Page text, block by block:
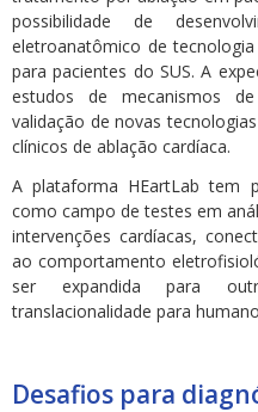
possibilidade de
eletroanatômico de
para pacientes do SUS. A
estudos de mecanismos
validação de novas
clínicos de ablação cardíaca.
A plataforma HEartLab tem
como campo de testes em
intervenções cardíacas,
ao comportamento
ser expandida para
translacionalidade para
Desafios para